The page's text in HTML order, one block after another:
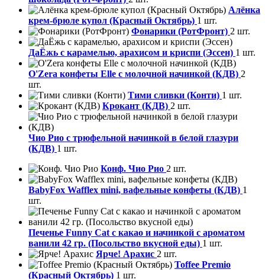
Алёнка
крем-брюле купол (Красный Октябрь) 1 шт.
Фонарики (РотФронт) 2 шт.
ДаЁжь с карамелью, арахисом и криспи (Эссен) 1 шт.
O'Zera конфеты Elle с молочной начинкой (КДВ) 2
шт.
Тими сливки (Конти) 1 шт.
Крокант (КДВ) 2 шт.
Чио Рио с трюфельной начинкой в белой глазури
(КДВ) 1 шт.
Конф. Чио Рио 2 шт.
BabyFox Wafflex mini, вафельные конфеты (КДВ) 1
шт.
Печенье Funny Сat с какао и начинкой с ароматом
ванили 42 гр. (Посольство вкусной еды) 1 шт.
Ярче! Арахис 2 шт.
Toffee Premio
(Красный Октябрь) 1 шт.